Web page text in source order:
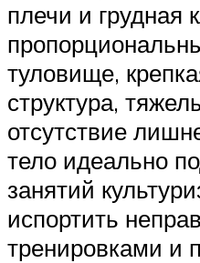
плечи и грудная
туловище,
структура,
отсутствие
тело идеально
занятий
испортить
тренировками и